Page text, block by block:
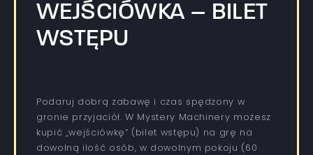
WEJŚCIÓWKA – BILET
WSTĘPU
Podaruj dobrą zabawę i czas spędzony w
gronie przyjaciół. W Mystery Machinery możesz
kupić „wejściówkę” (bilet wstępu) na grę na
dowolną ilość osób, w dowolnym pokoju (60